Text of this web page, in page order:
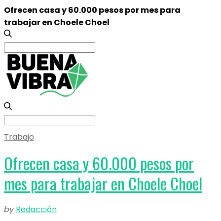
Ofrecen casa y 60.000 pesos por mes para
trabajar en Choele Choel
Search
for:
Search
Trabajo
Ofrecen casa y 60.000 pesos por
mes para trabajar en Choele Choel
by Redacción